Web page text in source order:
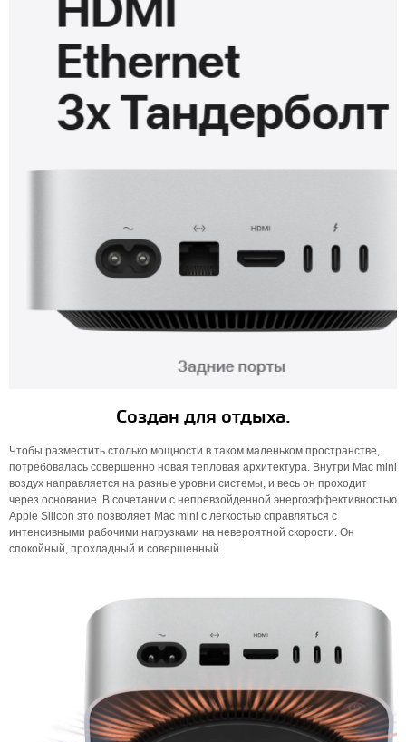
Создан для отдыха.
Чтобы разместить столько мощности в таком маленьком пространстве,
потребовалась совершенно новая тепловая архитектура. Внутри Mac mini
воздух направляется на разные уровни системы, и весь он проходит
через основание. В сочетании с непревзойденной энергоэффективностью
Apple Silicon это позволяет Mac mini с легкостью справляться с
интенсивными рабочими нагрузками на невероятной скорости. Он
спокойный, прохладный и совершенный.